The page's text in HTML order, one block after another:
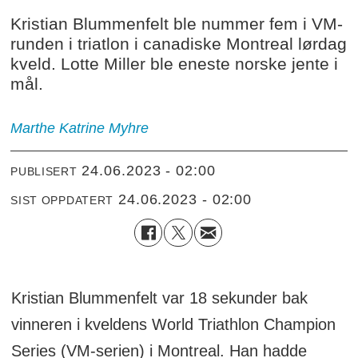
Kristian Blummenfelt ble nummer fem i VM-
runden i triatlon i canadiske Montreal lørdag
kveld. Lotte Miller ble eneste norske jente i
mål.
Marthe Katrine Myhre
PUBLISERT 24.06.2023 - 02:00
SIST OPPDATERT 24.06.2023 - 02:00
Kristian Blummenfelt var 18 sekunder bak
vinneren i kveldens World Triathlon Champion
Series (VM-serien) i Montreal. Han hadde